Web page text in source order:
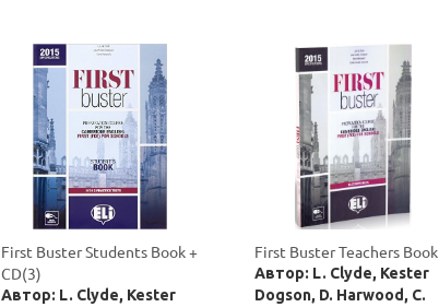
First Buster Students Book +
CD(3)
Автор: L. Clyde, Kester
First Buster Teachers Book
Автор: L. Clyde, Kester
Dogson, D. Harwood, C.